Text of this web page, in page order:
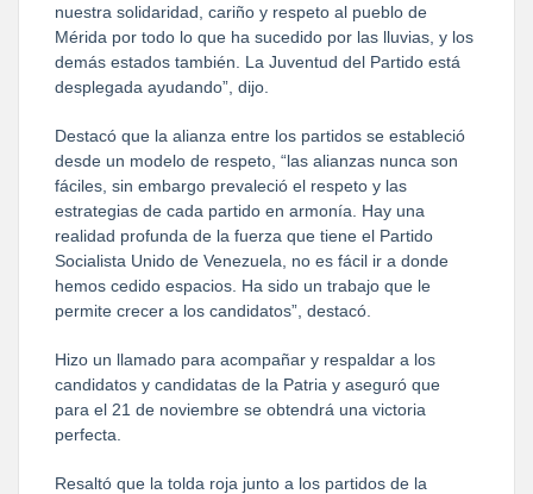
nuestra solidaridad, cariño y respeto al pueblo de
Mérida por todo lo que ha sucedido por las lluvias, y los
demás estados también. La Juventud del Partido está
desplegada ayudando”, dijo.
Destacó que la alianza entre los partidos se estableció
desde un modelo de respeto, “las alianzas nunca son
fáciles, sin embargo prevaleció el respeto y las
estrategias de cada partido en armonía. Hay una
realidad profunda de la fuerza que tiene el Partido
Socialista Unido de Venezuela, no es fácil ir a donde
hemos cedido espacios. Ha sido un trabajo que le
permite crecer a los candidatos”, destacó.
Hizo un llamado para acompañar y respaldar a los
candidatos y candidatas de la Patria y aseguró que
para el 21 de noviembre se obtendrá una victoria
perfecta.
Resaltó que la tolda roja junto a los partidos de la